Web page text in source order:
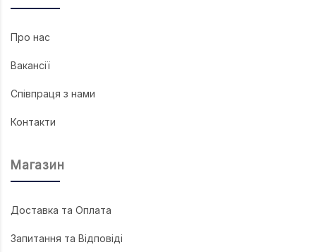
Про нас
Вакансії
Співпраця з нами
Контакти
Магазин
Доставка та Оплата
Запитання та Відповіді